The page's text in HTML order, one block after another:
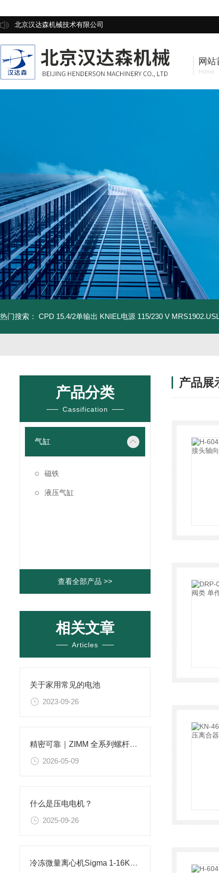
北京汉达森机械技术有限公司
网站
Home
热门搜索： CPD 15.4/2单输出 KNIEL电源 115/230 V
产品分类
Cassification
气缸
磁铁
液压气缸
查看全部产品 >>
相关文章
Articles
关于家用常见的电池
2023-09-26
精密可靠｜ZIMM 全系列螺杆升降机型号参数详解
2026-05-09
什么是压电电机？
2025-09-26
冷冻微量离心机Sigma 1-16K的参数和使用注意事项
产品展